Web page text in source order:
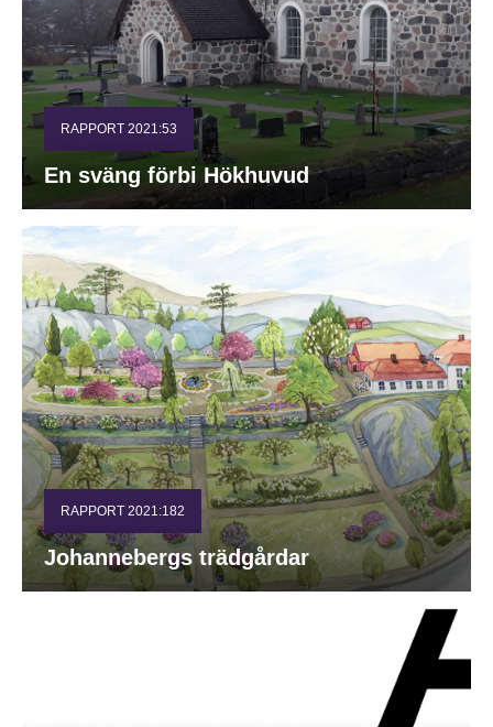
RAPPORT 2021:53
En sväng förbi Hökhuvud
RAPPORT 2021:182
Johannebergs trädgårdar